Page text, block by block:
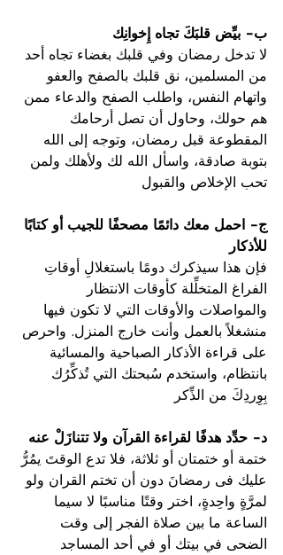
ب- بيِّض قلبَكَ تجاه إِخوانِك
لا تدخل رمضان وفي قلبك بغضاء تجاه أحد
من المسلمين، نق قلبك بالصفح والعفو
واتهام النفس، واطلب الصفح والدعاء ممن
هم حولك، وحاول أن تصل أرحامك
المقطوعة قبل رمضان، وتوجه إلى الله
بتوبة صادقة، واسأل الله لك ولأهلك ولمن
تحب الإخلاص والقبول
ج- احمل معك دائمًا مصحفًا للجيب أو كتابًا
للأذكار
فإن هذا سيذكرك دومًا باستغلالِ أوقاتِ
الفراغ المتخلِّلة كأوقات الانتظار
والمواصلات والأوقات التي لا تكون فيها
منشغلاً بالعمل وأنت خارج المنزل. واحرص
على قراءة الأذكار الصباحية والمسائية
بانتظام، واستخدم سُبحتك التي تُذكِّرُك
بِوِردِكَ من الذِّكر
د- حدِّد هدفًا لقراءة القرآن ولا تتنازَلْ عنه
ختمة أو ختمتان أو ثلاثة، فلا تدع الوقتَ يمُرُّ
عليك فى رمضانَ دون أن تختم القران ولو
لمرَّةٍ واحِدةٍ، اختر وقتًا مناسبًا لا سيما
الساعة ما بين صلاة الفجر إلى وقت
الضحى في بيتك أو في أحد المساجد